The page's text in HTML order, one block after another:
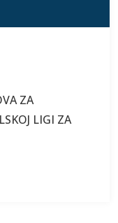
ZA
LIGI ZA